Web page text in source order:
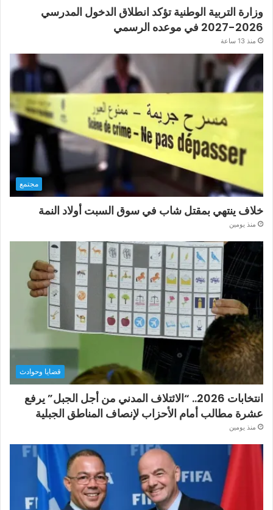
وزارة التربية الوطنية تؤكد انطلاق الدخول المدرسي
2026-2027 في موعده الرسمي
منذ 13 ساعة
مجتمع
خلاف ينتهي بمقتل شاب في سوق السبت أولاد النمة
منذ يومين
قضايا وحوادث
انتخابات 2026.. “الائتلاف المدني من أجل الجبل” يرفع
عشرة مطالب أمام الأحزاب لإنصاف المناطق الجبلية
منذ يومين